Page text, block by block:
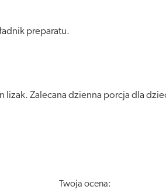
preparatu.
Zalecana dzienna porcja dla
Twoja ocena: